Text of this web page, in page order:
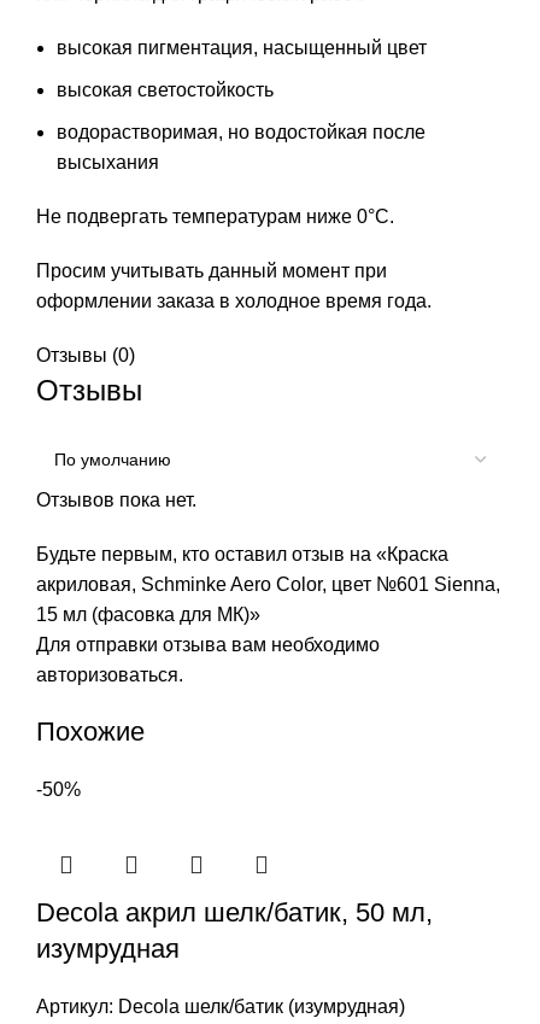
высокая пигментация, насыщенный цвет
высокая светостойкость
водорастворимая, но водостойкая после
высыхания
Не подвергать температурам ниже 0°С.
Просим учитывать данный момент при
оформлении заказа в холодное время года.
Отзывы (0)
Отзывы
Отзывов пока нет.
Будьте первым, кто оставил отзыв на «Краска
акриловая, Schminke Aero Color, цвет №601 Sienna,
15 мл (фасовка для МК)»
Для отправки отзыва вам необходимо
авторизоваться.
Похожие
-50%
Decola акрил шелк/батик, 50 мл,
изумрудная
Артикул: Decola шелк/батик (изумрудная)